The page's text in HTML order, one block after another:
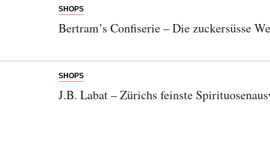
SHOPS
Bertram’s Confiserie – Die zuckersüsse
SHOPS
J.B. Labat – Zürichs feinste